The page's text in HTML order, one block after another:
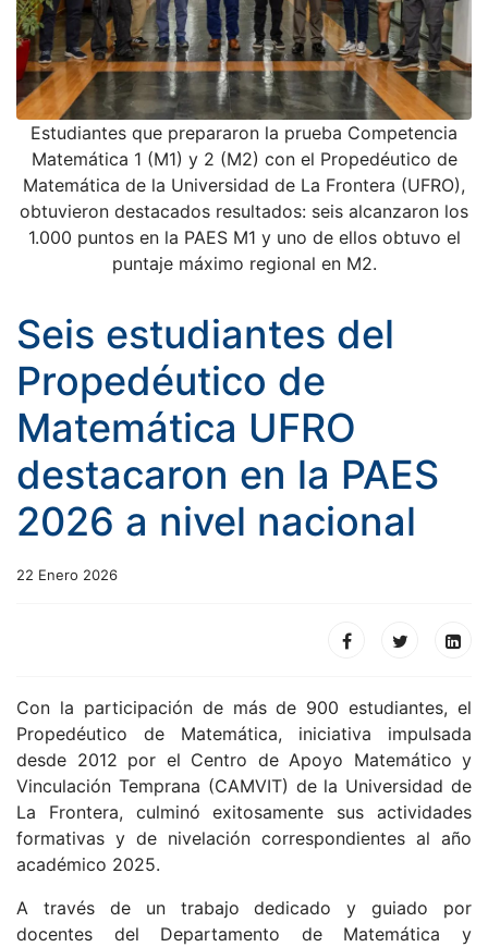
Estudiantes que prepararon la prueba Competencia
Matemática 1 (M1) y 2 (M2) con el Propedéutico de
Matemática de la Universidad de La Frontera (UFRO),
obtuvieron destacados resultados: seis alcanzaron los
1.000 puntos en la PAES M1 y uno de ellos obtuvo el
puntaje máximo regional en M2.
Seis estudiantes del
Propedéutico de
Matemática UFRO
destacaron en la PAES
2026 a nivel nacional
22 Enero 2026
Con la participación de más de 900 estudiantes, el
Propedéutico de Matemática, iniciativa impulsada
desde 2012 por el Centro de Apoyo Matemático y
Vinculación Temprana (CAMVIT) de la Universidad de
La Frontera, culminó exitosamente sus actividades
formativas y de nivelación correspondientes al año
académico 2025.
A través de un trabajo dedicado y guiado por
docentes del Departamento de Matemática y